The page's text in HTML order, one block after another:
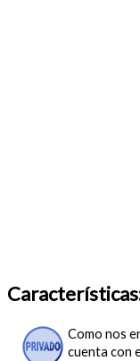
Como nos
cuenta con